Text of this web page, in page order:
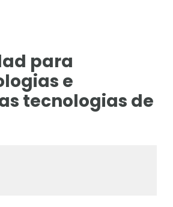
para
e
tecnologias de